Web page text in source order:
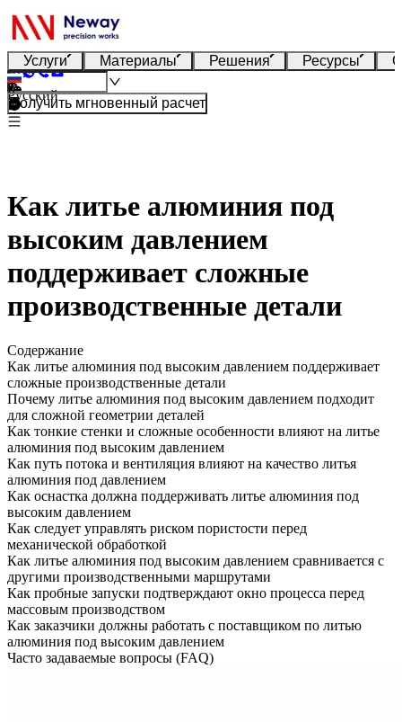
Услуги Материалы Решения Ресурсы
Русский
Получить мгновенный расчет
Как литье алюминия под
высоким давлением
поддерживает сложные
производственные детали
Содержание
Как литье алюминия под высоким давлением поддерживает
сложные производственные детали
Почему литье алюминия под высоким давлением подходит
для сложной геометрии деталей
Как тонкие стенки и сложные особенности влияют на литье
алюминия под высоким давлением
Как путь потока и вентиляция влияют на качество литья
алюминия под давлением
Как оснастка должна поддерживать литье алюминия под
высоким давлением
Как следует управлять риском пористости перед
механической обработкой
Как литье алюминия под высоким давлением сравнивается с
другими производственными маршрутами
Как пробные запуски подтверждают окно процесса перед
массовым производством
Как заказчики должны работать с поставщиком по литью
алюминия под высоким давлением
Часто задаваемые вопросы (FAQ)